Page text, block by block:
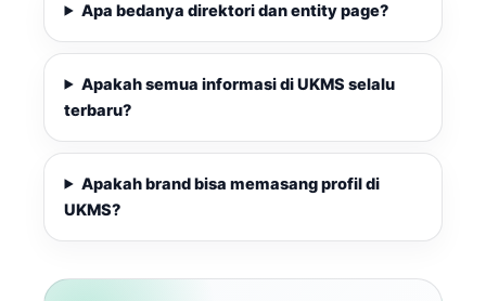
Apa bedanya direktori dan entity page?
Apakah semua informasi di UKMS selalu
terbaru?
Apakah brand bisa memasang profil di
UKMS?